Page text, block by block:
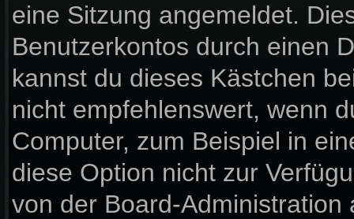
eine Sitzung angemeldet.
Benutzerkontos durch einen
kannst du dieses Kästchen
nicht empfehlenswert, wenn
Computer, zum Beispiel in
diese Option nicht zur
von der Board-Administration